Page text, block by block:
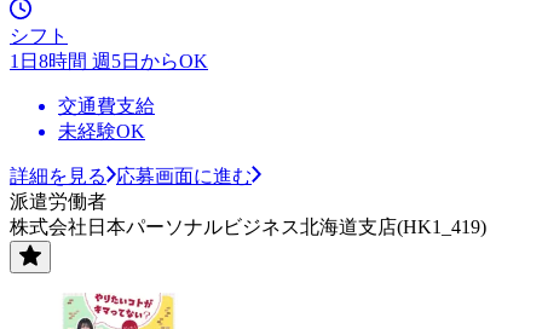
シフト
1日8時間 週5日からOK
交通費支給
未経験OK
詳細を見る
応募画面に進む
派遣労働者
株式会社日本パーソナルビジネス北海道支店(HK1_419)